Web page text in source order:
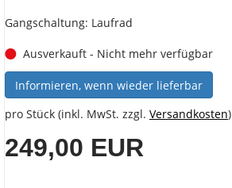
Gangschaltung: Laufrad
Ausverkauft - Nicht mehr verfügbar
Informieren, wenn wieder lieferbar
pro Stück (inkl. MwSt. zzgl. Versandkosten)
249,00 EUR